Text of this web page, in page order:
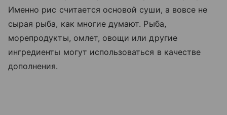
Именно рис считается основой суши, а вовсе не
сырая рыба, как многие думают. Рыба,
морепродукты, омлет, овощи или другие
ингредиенты могут использоваться в качестве
дополнения.